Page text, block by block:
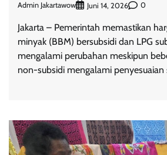
Admin Jakartawow Juni 14, 2026 0
Jakarta – Pemerintah memastikan
minyak (BBM) bersubsidi dan LPG
mengalami perubahan meskipun
non-subsidi mengalami penyesuaian